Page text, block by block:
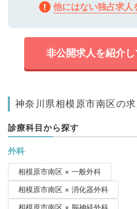
他にはない独占求人
非公開求人を紹介し
神奈川県相模原市南区の
診療科目から探す
外科
相模原市南区 × 一般外科
相模原市南区 × 消化器外科